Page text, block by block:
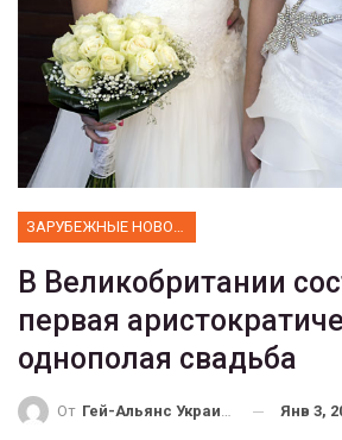
В Великобритании
первая
однополая свадьба
От Гей-Альянс Украина Янв 3,